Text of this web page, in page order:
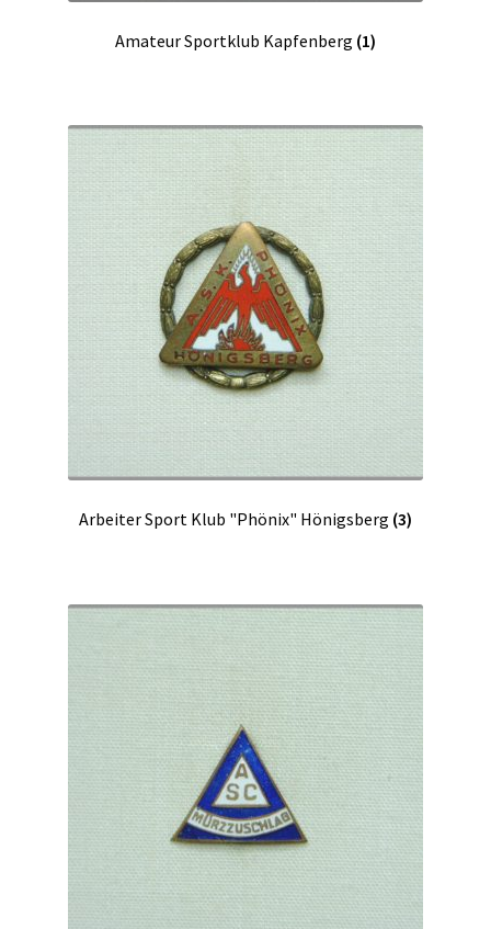
Amateur Sportklub Kapfenberg (1)
Arbeiter Sport Klub "Phönix" Hönigsberg (3)